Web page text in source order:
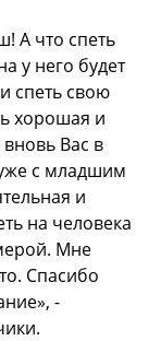
А что спеть
у него будет
спеть свою
хорошая и
Вас в
с младшим
и
на человека
Мне
Спасибо
-